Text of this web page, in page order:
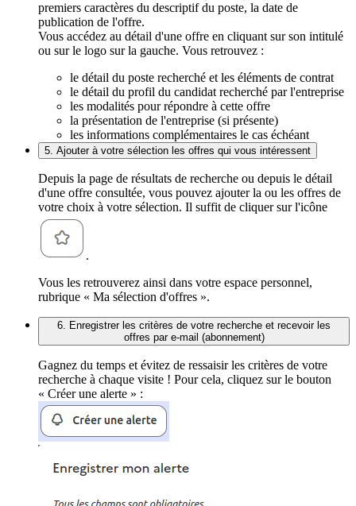
premiers caractères du descriptif du poste, la date de
publication de l'offre.
Vous accédez au détail d'une offre en cliquant sur son intitulé
ou sur le logo sur la gauche. Vous retrouvez :
le détail du poste recherché et les éléments de contrat
le détail du profil du candidat recherché par l'entreprise
les modalités pour répondre à cette offre
la présentation de l'entreprise (si présente)
les informations complémentaires le cas échéant
5. Ajouter à votre sélection les offres qui vous intéressent
Depuis la page de résultats de recherche ou depuis le détail
d'une offre consultée, vous pouvez ajouter la ou les offres de
votre choix à votre sélection. Il suffit de cliquer sur l'icône
.
Vous les retrouverez ainsi dans votre espace personnel,
rubrique « Ma sélection d'offres ».
6. Enregistrer les critères de votre recherche et recevoir les
offres par e-mail (abonnement)
Gagnez du temps et évitez de ressaisir les critères de votre
recherche à chaque visite ! Pour cela, cliquez sur le bouton
« Créer une alerte » :